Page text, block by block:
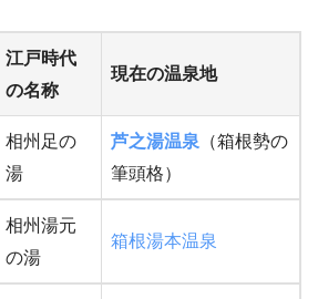
江戸時代
の名称
現在の温泉地
相州足の
湯
芦之湯温泉 （箱根勢の
筆頭格）
相州湯元
の湯
箱根湯本温泉